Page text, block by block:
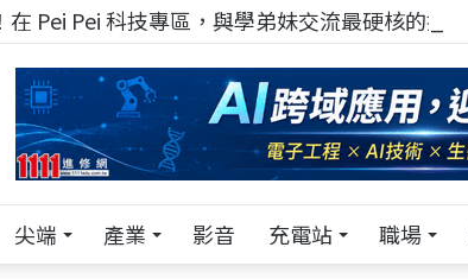
Pei Pei 科技專區，與學弟妹交流最硬核的技術
尖端 產業 影音 充電站 職場